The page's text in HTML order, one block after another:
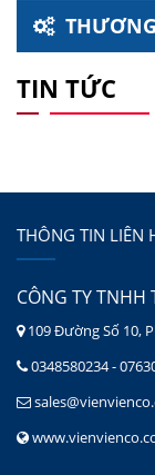
TIN TỨC
THÔNG TIN LIÊN
CÔNG TY TNHH
109 Đường Số 10,
0348580234 -